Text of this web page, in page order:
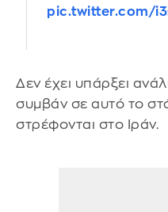
pic.twitter.com/
Δεν έχει υπάρξει
συμβάν σε αυτό το
στρέφονται στο Ιράν.